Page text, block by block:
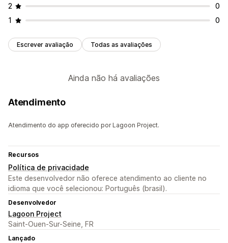
2
0
1
0
Escrever avaliação Todas as avaliações
Ainda não há avaliações
Atendimento
Atendimento do app oferecido por Lagoon Project.
Recursos
Política de privacidade
Este desenvolvedor não oferece atendimento ao cliente no
idioma que você selecionou: Português (brasil).
Desenvolvedor
Lagoon Project
Saint-Ouen-Sur-Seine, FR
Lançado